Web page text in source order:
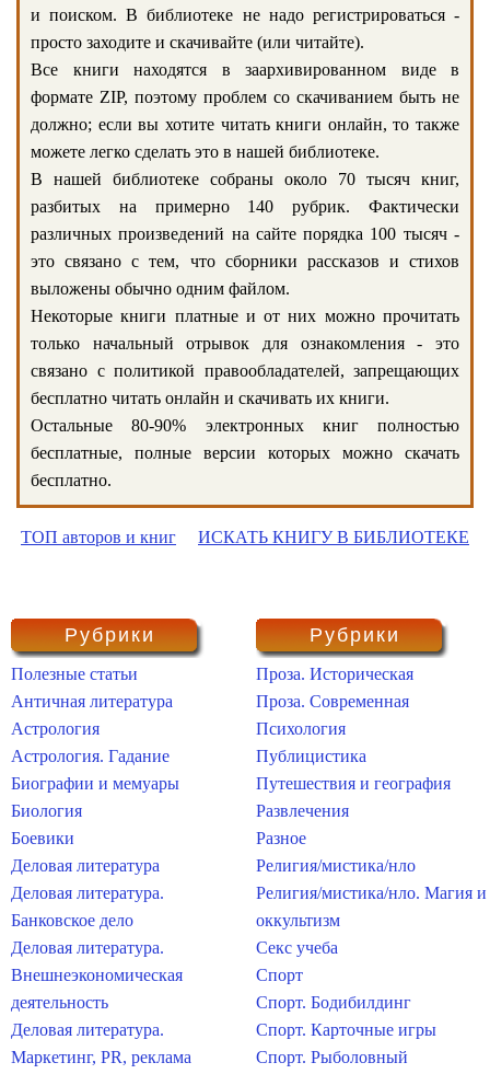
и поиском. В библиотеке не надо регистрироваться -
просто заходите и скачивайте (или читайте).
Все книги находятся в заархивированном виде в
формате ZIP, поэтому проблем со скачиванием быть не
должно; если вы хотите читать книги онлайн, то также
можете легко сделать это в нашей библиотеке.
В нашей библиотеке собраны около 70 тысяч книг,
разбитых на примерно 140 рубрик. Фактически
различных произведений на сайте порядка 100 тысяч -
это связано с тем, что сборники рассказов и стихов
выложены обычно одним файлом.
Некоторые книги платные и от них можно прочитать
только начальный отрывок для ознакомления - это
связано с политикой правообладателей, запрещающих
бесплатно читать онлайн и скачивать их книги.
Остальные 80-90% электронных книг полностью
бесплатные, полные версии которых можно скачать
бесплатно.
ТОП авторов и книг ИСКАТЬ КНИГУ В БИБЛИОТЕКЕ
Рубрики
Полезные статьи
Античная литература
Астрология
Астрология. Гадание
Биографии и мемуары
Биология
Боевики
Деловая литература
Деловая литература.
Банковское дело
Деловая литература.
Внешнеэкономическая
деятельность
Деловая литература.
Маркетинг, PR, реклама
Рубрики
Проза. Историческая
Проза. Современная
Психология
Публицистика
Путешествия и география
Развлечения
Разное
Религия/мистика/нло
Религия/мистика/нло. Магия и
оккультизм
Секс учеба
Спорт
Спорт. Бодибилдинг
Спорт. Карточные игры
Спорт. Рыболовный